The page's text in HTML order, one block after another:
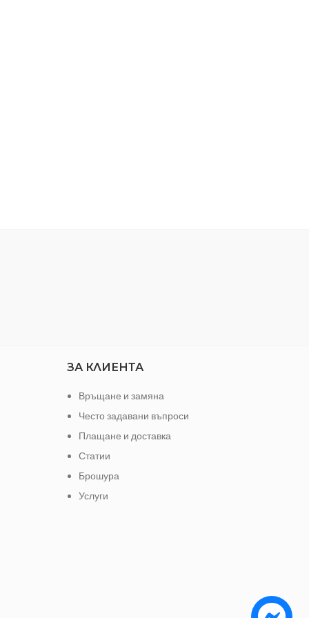
ЗА КЛИЕНТА
Връщане и замяна
Често задавани въпроси
Плащане и доставка
Статии
Брошура
Услуги